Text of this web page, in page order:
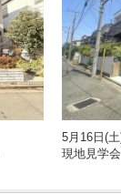
5月16日(
現地見学